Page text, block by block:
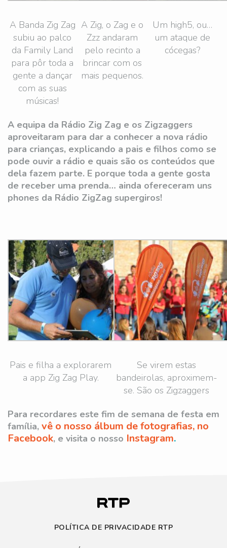
A Banda Zig Zag
subiu ao palco
da Family Land
para pôr toda a
gente a dançar
com as suas
músicas!
A Zig, o Zag e o
Zzz andaram
pelo recinto a
brincar com os
mais pequenos.
Um high5, ou…
um ataque de
cócegas?
A equipa da Rádio Zig Zag e os Zigzaggers
aproveitaram para dar a conhecer a nova rádio
para crianças, explicando a pais e filhos como se
pode ouvir a rádio e quais são os conteúdos que
dela fazem parte. E porque toda a gente gosta
de receber uma prenda… ainda ofereceram uns
phones da Rádio ZigZag supergiros!
Pais e filha a explorarem
a app Zig Zag Play.
Se virem estas
bandeirolas, aproximem-
se. São os Zigzaggers
Para recordares este fim de semana de festa em
família, vê o nosso álbum de fotografias, no
Facebook, e visita o nosso Instagram.
POLÍTICA DE PRIVACIDADE RTP